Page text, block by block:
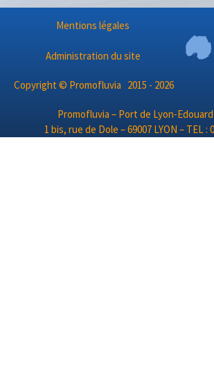
Mentions légales
Administration du site
Copyright © Promofluvia 2015 - 2026
Promofluvia – Port de Lyon-
1 bis, rue de Dole – 69007 LYON – TEL :